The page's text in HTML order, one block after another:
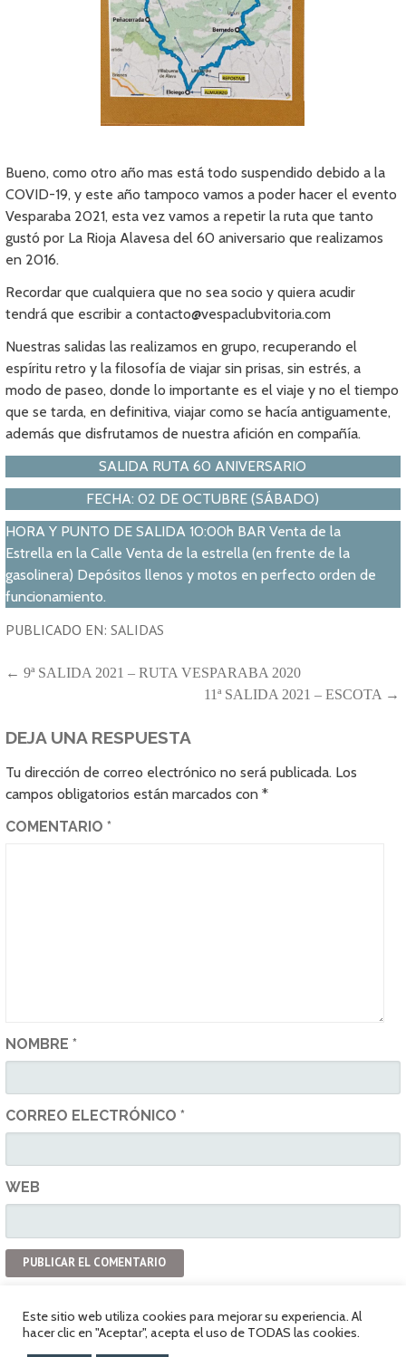
Bueno, como otro año mas está todo suspendido debido a la
COVID-19, y este año tampoco vamos a poder hacer el evento
Vesparaba 2021, esta vez vamos a repetir la ruta que tanto
gustó por La Rioja Alavesa del 60 aniversario que realizamos
en 2016.
Recordar que cualquiera que no sea socio y quiera acudir
tendrá que escribir a contacto@vespaclubvitoria.com
Nuestras salidas las realizamos en grupo, recuperando el
espíritu retro y la filosofía de viajar sin prisas, sin estrés, a
modo de paseo, donde lo importante es el viaje y no el tiempo
que se tarda, en definitiva, viajar como se hacía antiguamente,
además que disfrutamos de nuestra afición en compañía.
SALIDA RUTA 60 ANIVERSARIO
FECHA: 02 DE OCTUBRE (SÁBADO)
HORA Y PUNTO DE SALIDA 10:00h BAR Venta de la
Estrella en la Calle Venta de la estrella (en frente de la
gasolinera) Depósitos llenos y motos en perfecto orden de
funcionamiento.
PUBLICADO EN:SALIDAS
NAVEGACIÓN
ENTRADAS
← 9ª SALIDA 2021 – RUTA VESPARABA 2020
11ª SALIDA 2021 – ESCOTA →
DEJA UNA RESPUESTA
Tu dirección de correo electrónico no será publicada. Los
campos obligatorios están marcados con*
COMENTARIO*
NOMBRE*
CORREO ELECTRÓNICO*
WEB
Política de privacidad
Este sitio web utiliza cookies para mejorar su experiencia. Al
hacer clic en "Aceptar", acepta el uso de TODAS las cookies.